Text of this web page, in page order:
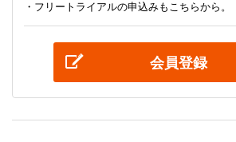
・フリートライアルの申込みもこちらから。
会員登録